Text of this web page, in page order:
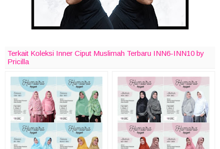
Terkait Koleksi Inner Ciput Muslimah Terbaru INN6-INN10 by
Pricilla